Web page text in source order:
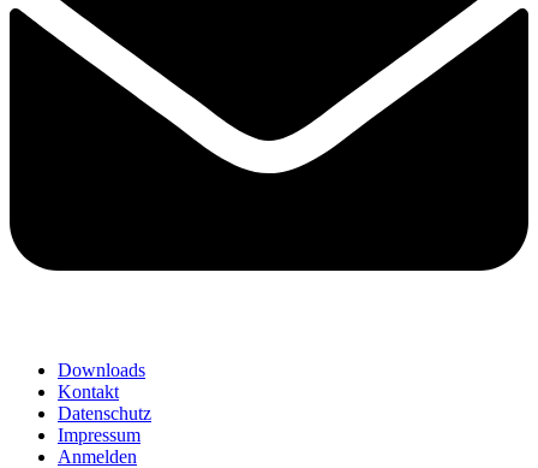
Downloads
Kontakt
Datenschutz
Impressum
Anmelden